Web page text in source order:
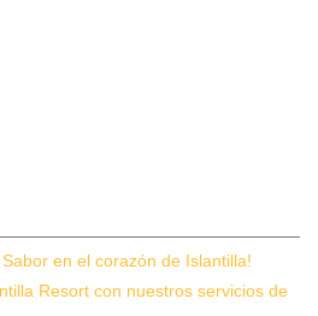
en el corazón de Islantilla!
Resort con nuestros servicios de